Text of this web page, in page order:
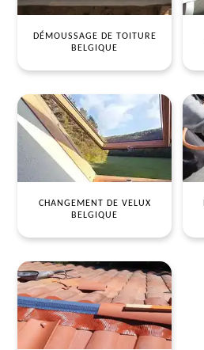
DÉMOUSSAGE DE TOITURE
BELGIQUE
CHANGEMENT DE VELUX
BELGIQUE